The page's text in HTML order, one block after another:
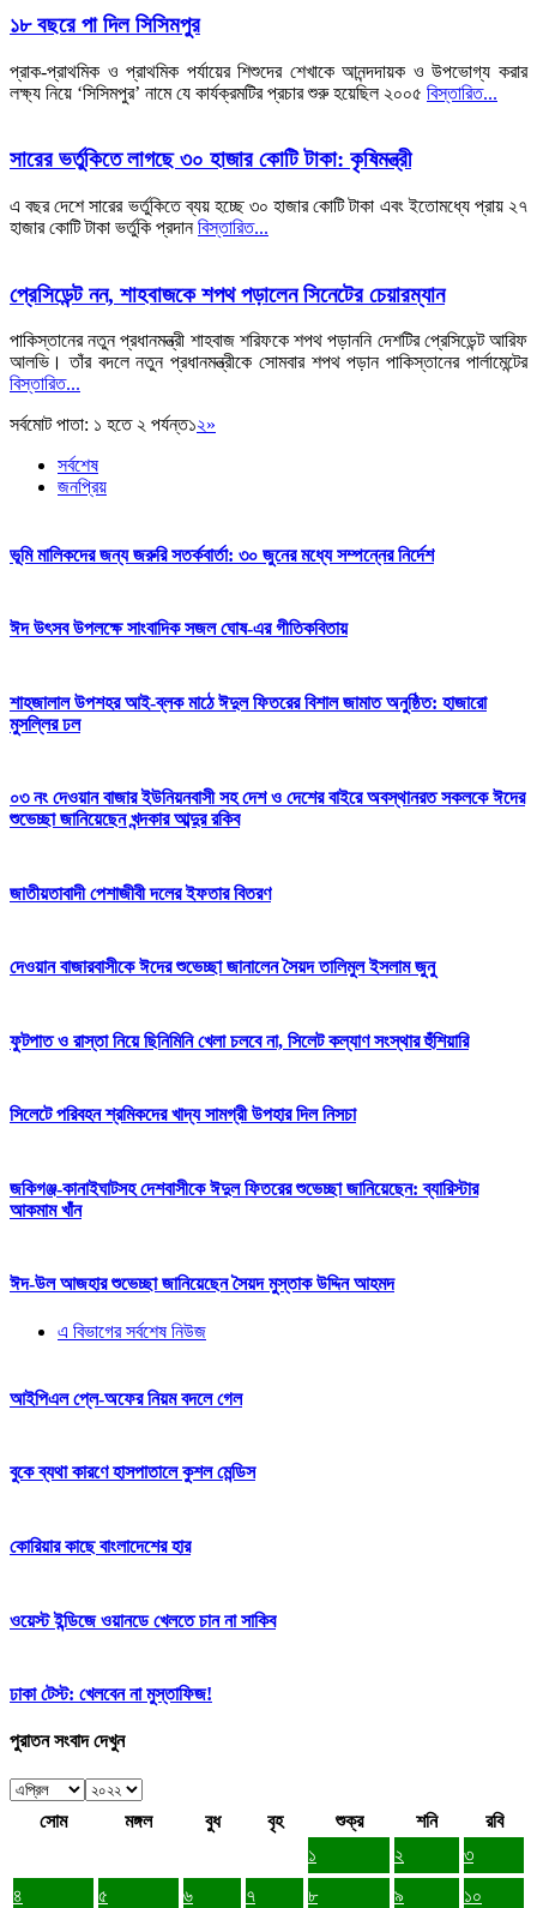
১৮ বছরে পা দিল সিসিমপুর
প্রাক-প্রাথমিক ও প্রাথমিক পর্যায়ের শিশুদের শেখাকে আনন্দদায়ক ও উপভোগ্য করার
লক্ষ্য নিয়ে ‘সিসিমপুর’ নামে যে কার্যক্রমটির প্রচার শুরু হয়েছিল ২০০৫ বিস্তারিত...
সারের ভর্তুকিতে লাগছে ৩০ হাজার কোটি টাকা: কৃষিমন্ত্রী
এ বছর দেশে সারের ভর্তুকিতে ব্যয় হচ্ছে ৩০ হাজার কোটি টাকা এবং ইতোমধ্যে প্রায় ২৭
হাজার কোটি টাকা ভর্তুকি প্রদানবিস্তারিত...
প্রেসিডেন্ট নন, শাহবাজকে শপথ পড়ালেন সিনেটের চেয়ারম্যান
পাকিস্তানের নতুন প্রধানমন্ত্রী শাহবাজ শরিফকে শপথ পড়াননি দেশটির প্রেসিডেন্ট আরিফ
আলভি। তাঁর বদলে নতুন প্রধানমন্ত্রীকে সোমবার শপথ পড়ান পাকিস্তানের পার্লামেন্টের
বিস্তারিত...
সর্বমোট পাতা: ১ হতে ২ পর্যন্ত১২»
সর্বশেষ
জনপ্রিয়
ভূমি মালিকদের জন্য জরুরি সতর্কবার্তা: ৩০ জুনের মধ্যে সম্পন্নের নির্দেশ
ঈদ উৎসব উপলক্ষে সাংবাদিক সজল ঘোষ-এর গীতিকবিতায়
শাহজালাল উপশহর আই-ব্লক মাঠে ঈদুল ফিতরের বিশাল জামাত অনুষ্ঠিত: হাজারো
মুসল্লির ঢল
০৩ নং দেওয়ান বাজার ইউনিয়নবাসী সহ দেশ ও দেশের বাইরে অবস্থানরত সকলকে ঈদের
শুভেচ্ছা জানিয়েছেন খন্দকার আব্দুর রকিব
জাতীয়তাবাদী পেশাজীবী দলের ইফতার বিতরণ
দেওয়ান বাজারবাসীকে ঈদের শুভেচ্ছা জানালেন সৈয়দ তালিমুল ইসলাম জুনু
ফুটপাত ও রাস্তা নিয়ে ছিনিমিনি খেলা চলবে না, সিলেট কল্যাণ সংস্থার হুঁশিয়ারি
সিলেটে পরিবহন শ্রমিকদের খাদ্য সামগ্রী উপহার দিল নিসচা
জকিগঞ্জ-কানাইঘাটসহ দেশবাসীকে ঈদুল ফিতরের শুভেচ্ছা জানিয়েছেন: ব্যারিস্টার
আকমাম খাঁন
ঈদ-উল আজহার শুভেচ্ছা জানিয়েছেন সৈয়দ মুস্তাক উদ্দিন আহমদ
এ বিভাগের সর্বশেষ নিউজ
আইপিএল প্লে-অফের নিয়ম বদলে গেল
বুকে ব্যথা কারণে হাসপাতালে কুশল মেন্ডিস
কোরিয়ার কাছে বাংলাদেশের হার
ওয়েস্ট ইন্ডিজে ওয়ানডে খেলতে চান না সাকিব
ঢাকা টেস্ট: খেলবেন না মুস্তাফিজ!
পুরাতন সংবাদ দেখুন
সোম মঙ্গল বুধ বৃহ শুক্র শনি
রবি
১
২
৩
৪
৫ ৬ ৭ ৮ ৯ ১০